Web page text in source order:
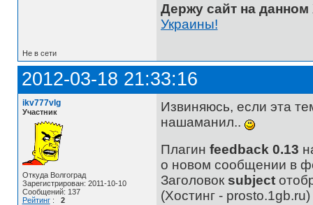
Держу сайт на данном
Украины!
Не в сети
2012-03-18 21:33:16
ikv777vlg
Участник
Откуда Волгоград
Зарегистрирован: 2011-10-10
Сообщений: 137
Рейтинг: 2
Извиняюсь, если эта
нашаманил..
Плагин feedback 0.13
о новом сообщении в
Заголовок subject
(Хостинг - prosto.1gb.ru)